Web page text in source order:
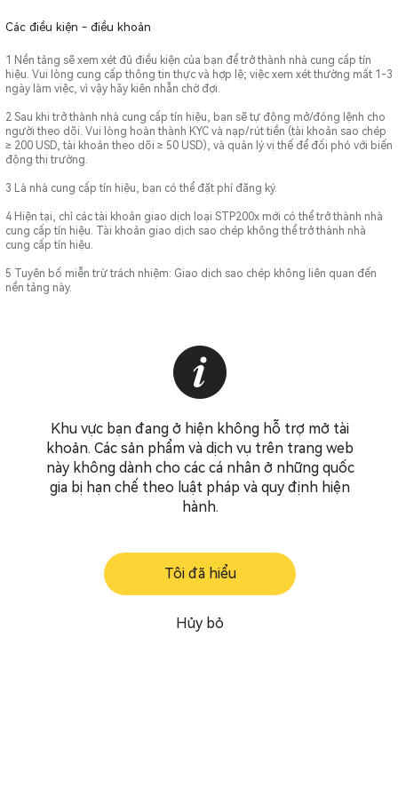
Các điều kiện - điều khoản
1 Nền tảng sẽ xem xét đủ điều kiện của bạn để trở thành nhà cung cấp tín
hiệu. Vui lòng cung cấp thông tin thực và hợp lệ; việc xem xét thường mất 1-3
ngày làm việc, vì vậy hãy kiên nhẫn chờ đợi.
2 Sau khi trở thành nhà cung cấp tín hiệu, bạn sẽ tự động mở/đóng lệnh cho
người theo dõi. Vui lòng hoàn thành KYC và nạp/rút tiền (tài khoản sao chép
≥ 200 USD, tài khoản theo dõi ≥ 50 USD), và quản lý vị thế để đối phó với biến
động thị trường.
3 Là nhà cung cấp tín hiệu, bạn có thể đặt phí đăng ký.
4 Hiện tại, chỉ các tài khoản giao dịch loại STP200x mới có thể trở thành nhà
cung cấp tín hiệu. Tài khoản giao dịch sao chép không thể trở thành nhà
cung cấp tín hiệu.
5 Tuyên bố miễn trừ trách nhiệm: Giao dịch sao chép không liên quan đến
nền tảng này.
Khu vực bạn đang ở hiện không hỗ trợ mở tài
khoản. Các sản phẩm và dịch vụ trên trang web
này không dành cho các cá nhân ở những quốc
gia bị hạn chế theo luật pháp và quy định hiện
hành.
Tôi đã hiểu
Hủy bỏ